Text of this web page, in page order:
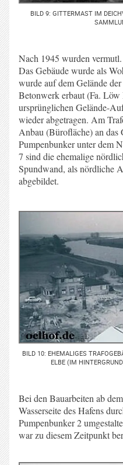
BILD 9: GITTERMAST IM
Nach 1945 wurden
Das Gebäude wurde als
wurde auf dem Gelände
Betonwerk erbaut (Fa.
ursprünglichen Gelände-
wieder abgetragen. Am
Anbau (Bürofläche) an das
Pumpenbunker unter dem
7 sind die ehemalige
Spundwand, als nördliche
abgebildet.
BILD 10: EHEMALIGES
ELBE (IM
Bei den Bauarbeiten ab
Wasserseite des Hafens
Pumpenbunker 2
war zu diesem Zeitpunkt